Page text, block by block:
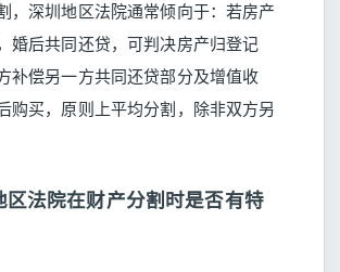
，深圳地区法院通常倾向于：若房产
婚后共同还贷，可判决房产归登记
补偿另一方共同还贷部分及增值收
购买，原则上平均分割，除非双方另
区法院在财产分割时是否有特